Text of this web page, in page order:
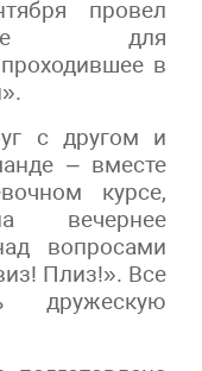
провел
для
в
с другом и
– вместе
курсе,
вечернее
вопросами
Плиз!». Все
дружескую